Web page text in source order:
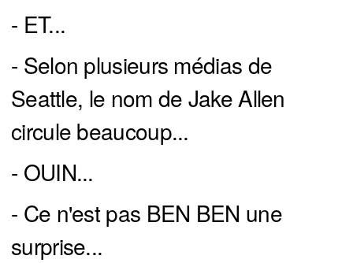
- ET...
- Selon plusieurs médias de
Seattle, le nom de Jake Allen
circule beaucoup...
- OUIN...
- Ce n'est pas BEN BEN une
surprise...